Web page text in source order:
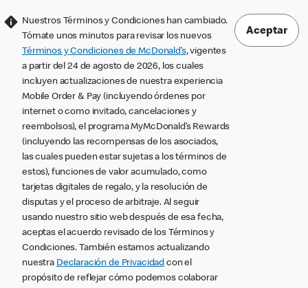
Nuestros Términos y Condiciones han cambiado.
Tómate unos minutos para revisar los nuevos
Términos y Condiciones de McDonald’s, vigentes
a partir del 24 de agosto de 2026, los cuales
incluyen actualizaciones de nuestra experiencia
Mobile Order & Pay (incluyendo órdenes por
internet o como invitado, cancelaciones y
reembolsos), el programa MyMcDonald’s Rewards
(incluyendo las recompensas de los asociados,
las cuales pueden estar sujetas a los términos de
estos), funciones de valor acumulado, como
tarjetas digitales de regalo, y la resolución de
disputas y el proceso de arbitraje. Al seguir
usando nuestro sitio web después de esa fecha,
aceptas el acuerdo revisado de los Términos y
Condiciones. También estamos actualizando
nuestra Declaración de Privacidad con el
propósito de reflejar cómo podemos colaborar
Aceptar